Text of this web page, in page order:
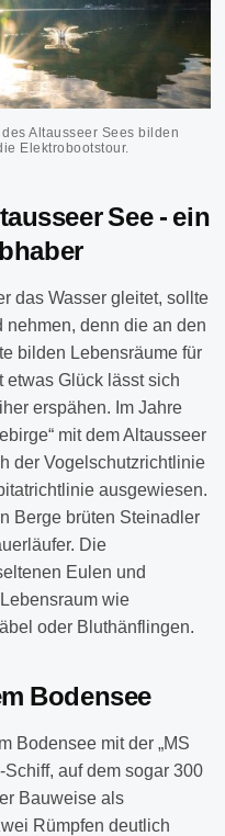
Altausseer Sees bilden
Elektrobootstour.
See - ein
das Wasser gleitet, sollte
denn die an den
bilden Lebensräume für
etwas Glück lässt sich
erspähen. Im Jahre
mit dem Altausseer
der Vogelschutzrichtlinie
ausgewiesen.
Berge brüten Steinadler
Die
Eulen und
wie
oder Bluthänflingen.
Bodensee
Bodensee mit der „MS
Schiff, auf dem sogar 300
Bauweise als
Rümpfen deutlich